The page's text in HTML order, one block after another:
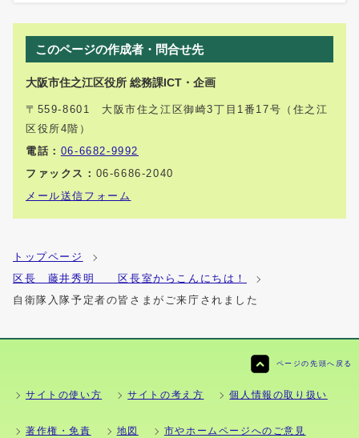
このページの作成者・問合せ先
大阪市住之江区役所 総務課ICT・企画
〒559-8601 大阪市住之江区御崎3丁目1番17号（住之江
区役所4階）
電話： 06-6682-9992
ファックス： 06-6686-2040
メール送信フォーム
トップページ
区長 藤井秀明 区長室からこんにちは！
自衛隊入隊予定者の皆さまがご来庁されました
ページの先頭へ戻る
サイトの使い方 サイトの考え方 個人情報の取り扱い
著作権・免責 地図 市やホームページへのご意見